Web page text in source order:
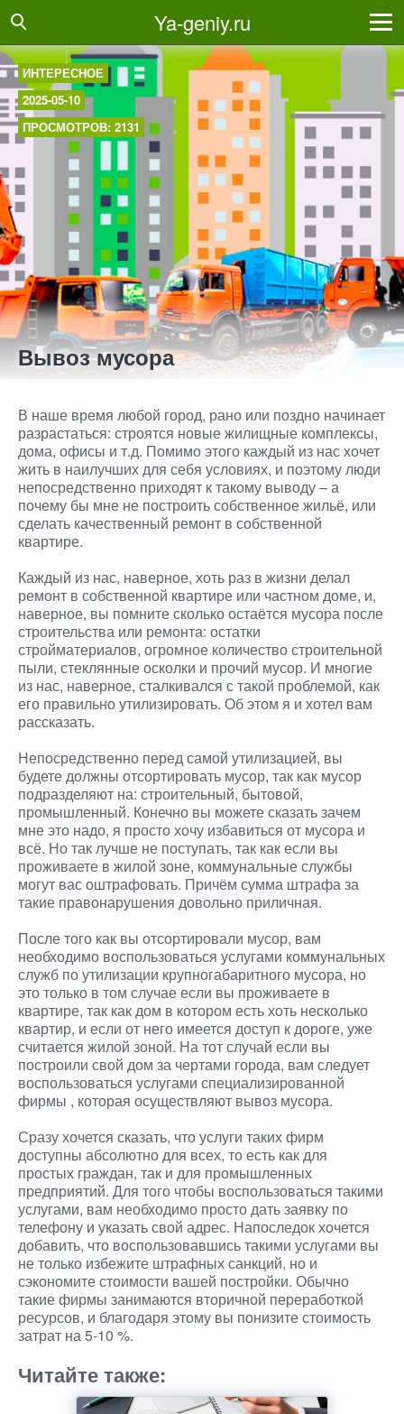
Ya-geniy.ru
ИНТЕРЕСНОЕ
2025-05-10
ПРОСМОТРОВ: 2131
Вывоз мусора
В наше время любой город, рано или поздно начинает
разрастаться: строятся новые жилищные комплексы,
дома, офисы и т.д. Помимо этого каждый из нас хочет
жить в наилучших для себя условиях, и поэтому люди
непосредственно приходят к такому выводу – а
почему бы мне не построить собственное жильё, или
сделать качественный ремонт в собственной
квартире.
Каждый из нас, наверное, хоть раз в жизни делал
ремонт в собственной квартире или частном доме, и,
наверное, вы помните сколько остаётся мусора после
строительства или ремонта: остатки
стройматериалов, огромное количество строительной
пыли, стеклянные осколки и прочий мусор. И многие
из нас, наверное, сталкивался с такой проблемой, как
его правильно утилизировать. Об этом я и хотел вам
рассказать.
Непосредственно перед самой утилизацией, вы
будете должны отсортировать мусор, так как мусор
подразделяют на: строительный, бытовой,
промышленный. Конечно вы можете сказать зачем
мне это надо, я просто хочу избавиться от мусора и
всё. Но так лучше не поступать, так как если вы
проживаете в жилой зоне, коммунальные службы
могут вас оштрафовать. Причём сумма штрафа за
такие правонарушения довольно приличная.
После того как вы отсортировали мусор, вам
необходимо воспользоваться услугами коммунальных
служб по утилизации крупногабаритного мусора, но
это только в том случае если вы проживаете в
квартире, так как дом в котором есть хоть несколько
квартир, и если от него имеется доступ к дороге, уже
считается жилой зоной. На тот случай если вы
построили свой дом за чертами города, вам следует
воспользоваться услугами специализированной
фирмы , которая осуществляют вывоз мусора.
Сразу хочется сказать, что услуги таких фирм
доступны абсолютно для всех, то есть как для
простых граждан, так и для промышленных
предприятий. Для того чтобы воспользоваться такими
услугами, вам необходимо просто дать заявку по
телефону и указать свой адрес. Напоследок хочется
добавить, что воспользовавшись такими услугами вы
не только избежите штрафных санкций, но и
сэкономите стоимости вашей постройки. Обычно
такие фирмы занимаются вторичной переработкой
ресурсов, и благодаря этому вы понизите стоимость
затрат на 5-10 %.
Читайте также: